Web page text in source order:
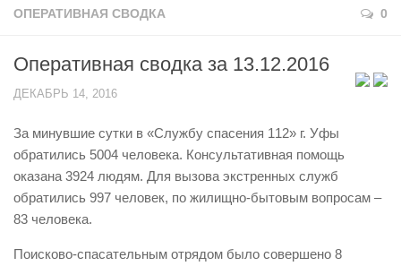
Поисково-спасательный отряд г. Уфы
Центр размещения пострадавших
Отчеты о реализации муниципальных программ
История
Виды деятельности
Обслуживание опасных производственных объектов
Главные новости
Оперативная сводка
Половодье
Купальный сезон
ОПЕРАТИВНАЯ СВОДКА 0
Оперативная сводка за 13.12.2016
ДЕКАБРЬ 14, 2016
За минувшие сутки в «Службу спасения 112» г. Уфы
обратились 5004 человека. Консультативная помощь
оказана 3924 людям. Для вызова экстренных служб
обратились 997 человек, по жилищно-бытовым вопросам –
83 человека.
Поисково-спасательным отрядом было совершено 8